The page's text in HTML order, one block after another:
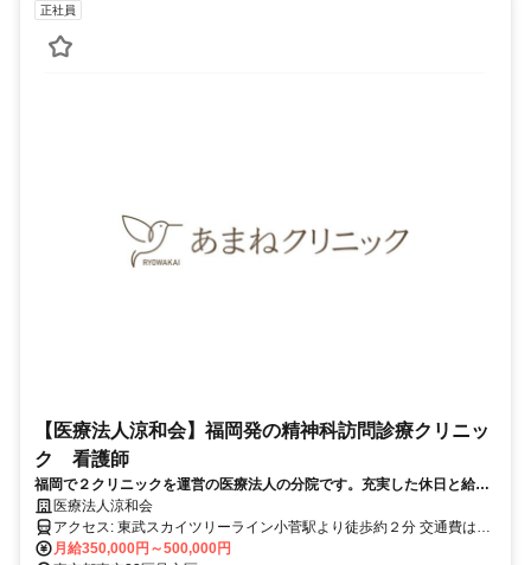
正社員
【医療法人涼和会】福岡発の精神科訪問診療クリニッ
ク 看護師
福岡で２クリニックを運営の医療法人の分院です。充実した休日と給与
が魅力、駅近で通勤に便利！
医療法人涼和会
アクセス: 東武スカイツリーライン小菅駅より徒歩約２分 交通費は無
し
月給350,000円～500,000円